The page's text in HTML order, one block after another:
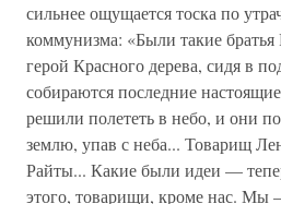
сильнее ощущается тоска по
коммунизма: «Были такие
герой Красного дерева, сидя в
собираются последние
решили полететь в небо, и они
землю, упав с неба... Товарищ
Райты... Какие были идеи —
этого, товарищи, кроме нас. Мы